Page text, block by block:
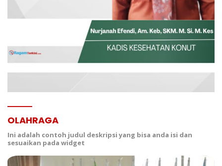
OLAHRAGA
Ini adalah contoh judul deskripsi yang bisa anda isi dan
sesuaikan pada widget